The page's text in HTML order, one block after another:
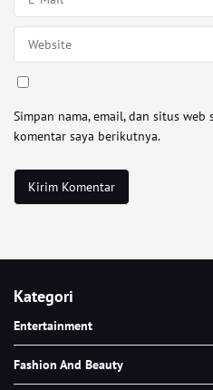
Simpan nama, email, dan situs
komentar saya berikutnya.
Kategori
Entertainment
Fashion And Beauty